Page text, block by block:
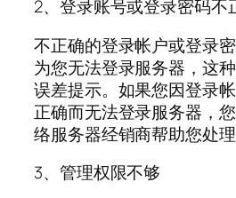
2、登录账号或登录密码不
不正确的登录帐户或登录
为您无法登录服务器，这
误差提示。如果您因登录
正确而无法登录服务器，
络服务器经销商帮助您处理
3、管理权限不够